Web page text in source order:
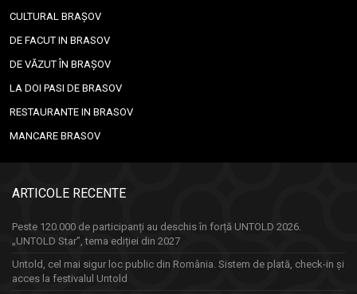
CULTURAL BRAȘOV
DE FACUT IN BRASOV
DE VĂZUT ÎN BRAȘOV
LA DOI PASI DE BRASOV
RESTAURANTE IN BRASOV
MANCARE BRASOV
ARTICOLE RECENTE
Peste 120.000 de participanți au deschis în forță UNTOLD 2026.
„UNTOLD Star”, tema ediției din 2027
Untold, cel mai sigur loc public din România. Sistem de plată, check-in și
acces la festivalul Untold